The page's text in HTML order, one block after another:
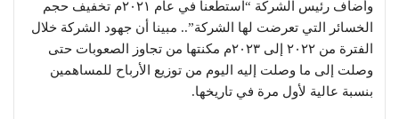
وأضاف رئيس الشركة “استطعنا في عام ٢٠٢١م تخفيف حجم
الخسائر التي تعرضت لها الشركة”.. مبينا أن جهود الشركة خلال
الفترة من ٢٠٢٢ إلى ٢٠٢٣م مكنتها من تجاوز الصعوبات حتى
وصلت إلى ما وصلت إليه اليوم من توزيع الأرباح للمساهمين
بنسبة عالية لأول مرة في تاريخها.